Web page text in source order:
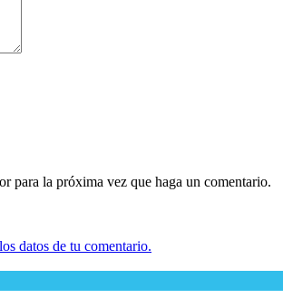
para la próxima vez que haga un comentario.
datos de tu comentario.